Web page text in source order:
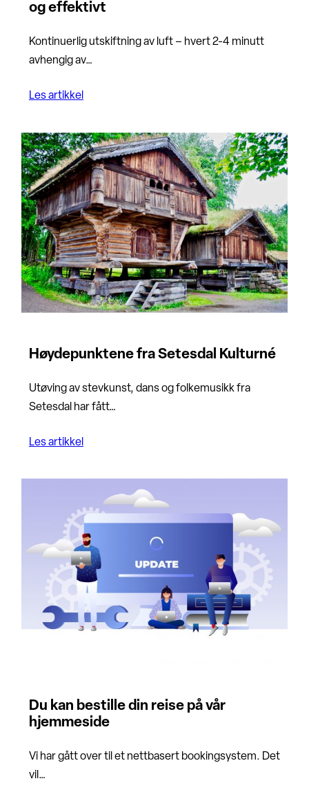
og effektivt
Kontinuerlig utskiftning av luft – hvert 2-4 minutt
avhengig av…
Les artikkel
Høydepunktene fra Setesdal Kulturné
Utøving av stevkunst, dans og folkemusikk fra
Setesdal har fått…
Les artikkel
Du kan bestille din reise på vår
hjemmeside
Vi har gått over til et nettbasert bookingsystem. Det
vil…